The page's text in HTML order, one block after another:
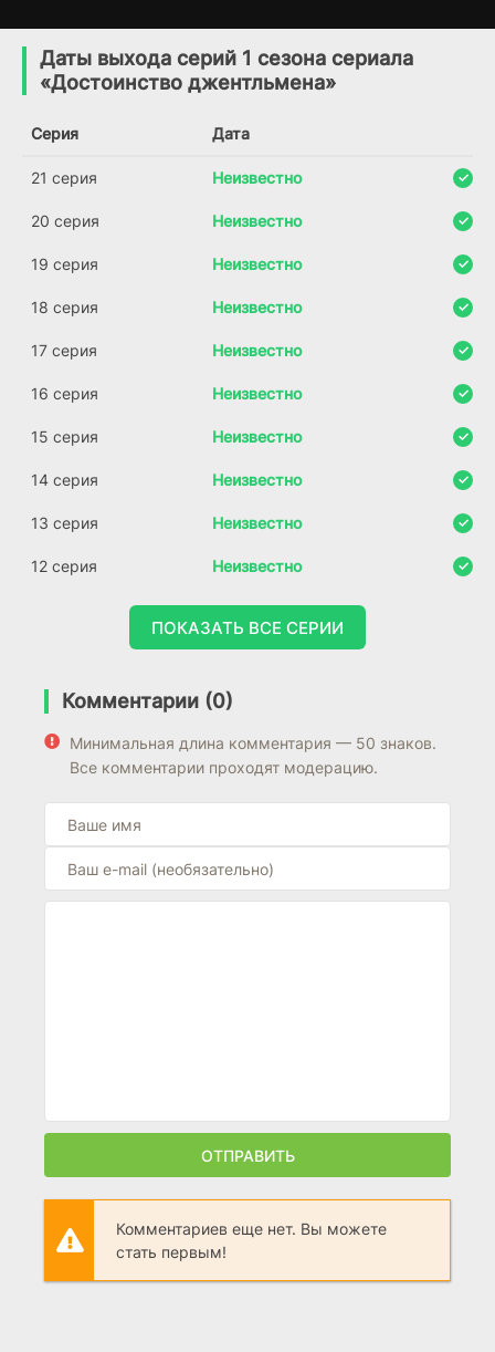
7.5
(2017)
Даты выхода серий 1 сезона сериала
«Достоинство джентльмена»
Серия Дата
21 серия Неизвестно
20 серия Неизвестно
19 серия Неизвестно
18 серия Неизвестно
17 серия Неизвестно
16 серия Неизвестно
15 серия Неизвестно
14 серия Неизвестно
13 серия Неизвестно
12 серия Неизвестно
ПОКАЗАТЬ ВСЕ СЕРИИ
Комментарии (0)
Минимальная длина комментария — 50 знаков.
Все комментарии проходят модерацию.
ОТПРАВИТЬ
Комментариев еще нет. Вы можете
стать первым!